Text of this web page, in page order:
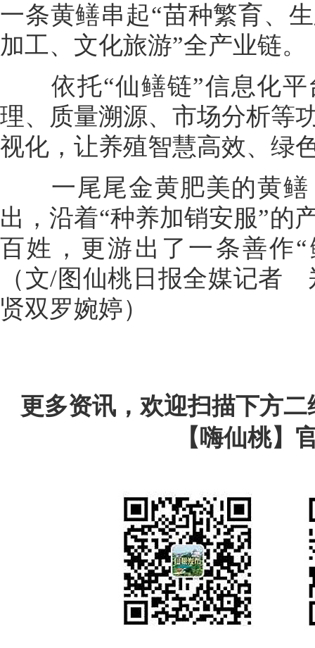
一条黄鳝串起“苗种繁育、
加工、文化旅游”全产业链。
依托“仙鳝链”信息化平
理、质量溯源、市场分析等
视化，让养殖智慧高效、绿
一尾尾金黄肥美的黄鳝
出，沿着“种养加销安服”的
百姓，更游出了一条善作
（文/图仙桃日报全媒记
贤双罗婉婷）
更多资讯，欢迎扫描下方
【嗨仙桃】